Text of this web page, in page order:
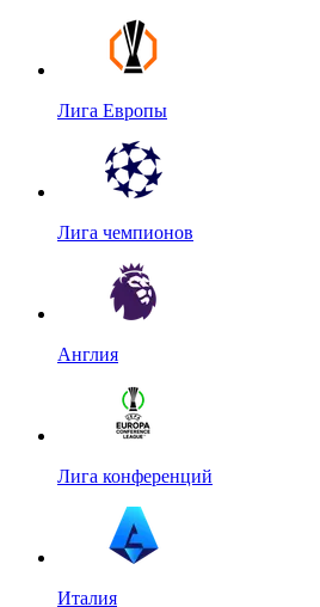
Лига Европы
Лига чемпионов
Англия
Лига конференций
Италия